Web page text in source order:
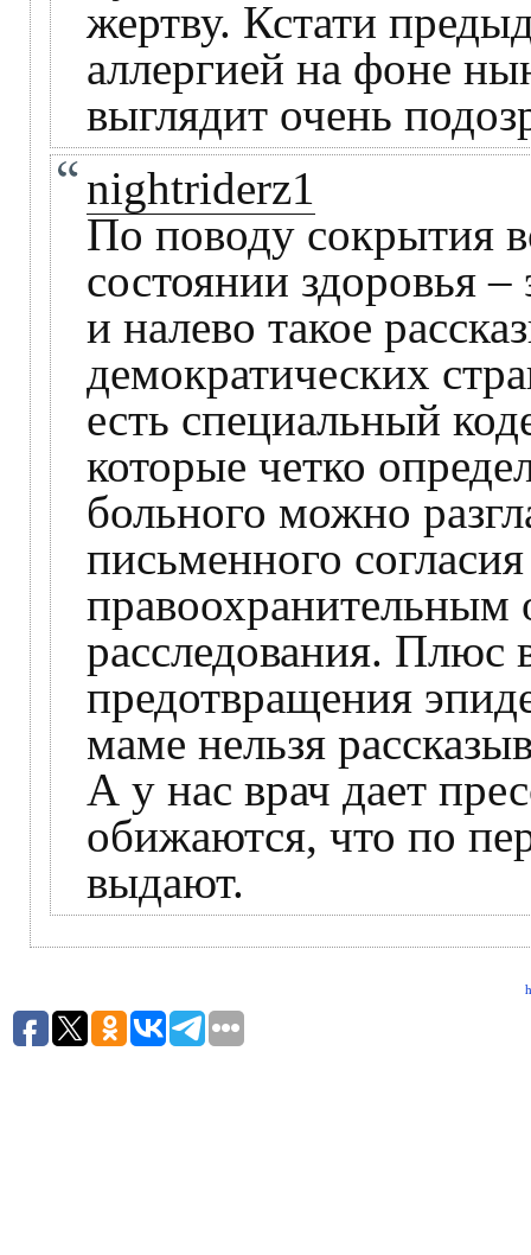
жертву. Кстати
аллергией на фоне
выглядит очень
nightriderz1
По поводу сокрытия
состоянии здоровья –
и налево такое
демократических
есть специальный
которые четко
больного можно
письменного
правоохранительным
расследования. Плюс
предотвращения
маме нельзя
А у нас врач дает
обижаются, что по
выдают.